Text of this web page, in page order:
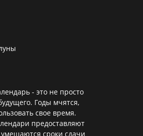
- это не просто
Годы мчятся,
свое время.
предоставляют
сроки сдачи